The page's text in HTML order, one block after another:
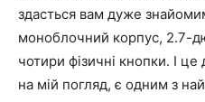
здасться вам дуже
моноблочний корпус, 2.7-
чотири фізичні кнопки. І
на мій погляд, є одним з